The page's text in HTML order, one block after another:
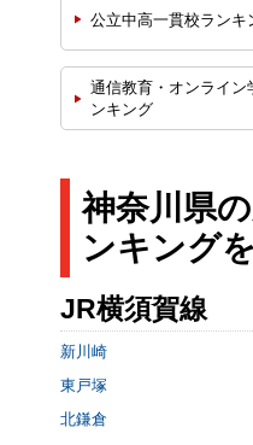
公立中高一貫校ランキ
通信教育・オンライン
ンキング
神奈川県
ンキング
JR横須賀線
新川崎
東戸塚
北鎌倉